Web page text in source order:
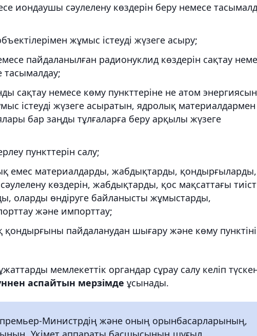
иондаушы сәулелену көздерін беру немесе
жұмыс істеуді жүзеге асыру;
пайдаланылған радионуклид көздерін сақтау
тасымалдау;
сақтау немесе көму пункттеріне не атом энергиясын
істеуді жүзеге асыратын, ядролық материалдармен
бар заңды тұлғаларға беру арқылы жүзеге
пункттерін салу;
емес материалдарды, жабдықтарды, қондырғыларды,
көздерін, жабдықтарды, қос мақсаттағы
оларды өндіруге байланысты жұмыстарды,
және импорттау;
пайдаланудан шығару және көму
мемлекеттік органдар сұрау салу келіп
аспайтын мерзімде ұсынады.
премьер-Министрдің және оның орынбасарларының,